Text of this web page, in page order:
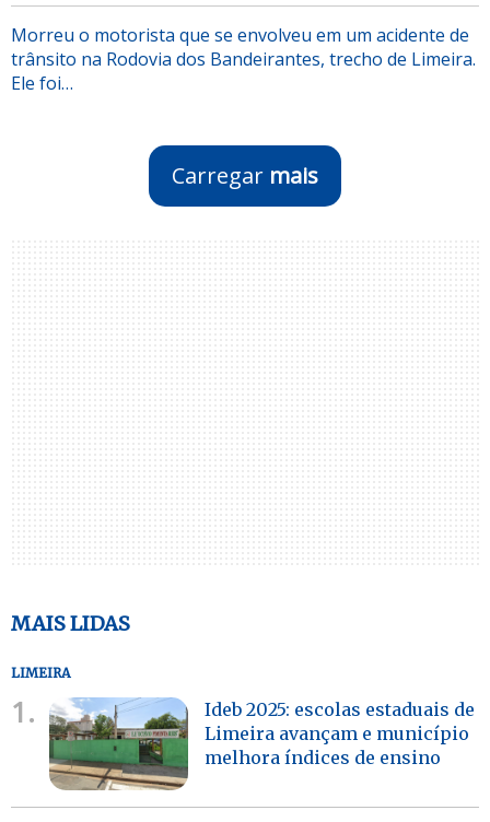
Morreu o motorista que se envolveu em um acidente de
trânsito na Rodovia dos Bandeirantes, trecho de Limeira.
Ele foi…
Carregar mais
MAIS LIDAS
LIMEIRA
1.
Ideb 2025: escolas estaduais de
Limeira avançam e município
melhora índices de ensino